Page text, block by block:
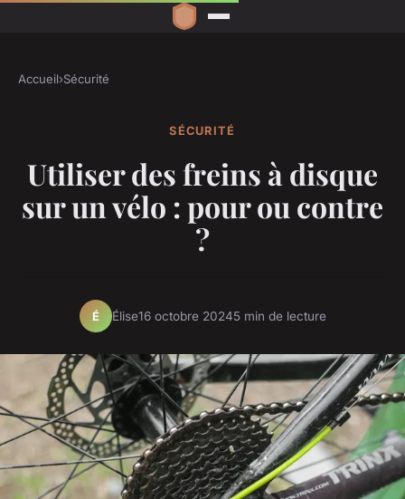
Accueil›Sécurité
SÉCURITÉ
Utiliser des freins à disque
sur un vélo : pour ou contre
?
É Élise16 octobre 20245 min de lecture